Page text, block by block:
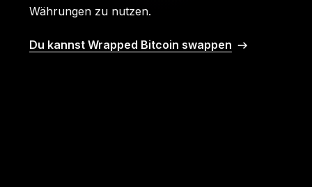
Währungen zu nutzen.
Du kannst Wrapped Bitcoin swappen